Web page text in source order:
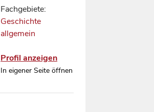
Fachgebiete:
Geschichte
allgemein
Profil anzeigen
In eigener Seite öffnen